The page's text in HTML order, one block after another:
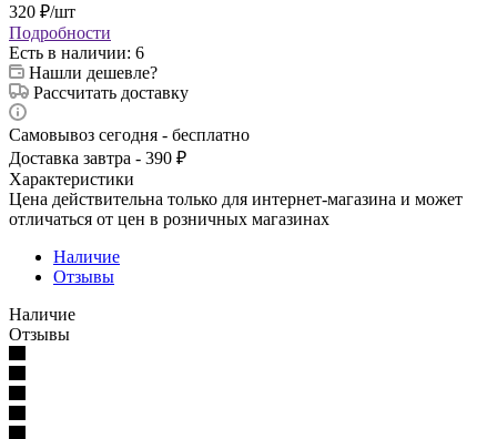
320 ₽/шт
Подробности
Есть в наличии: 6
Нашли дешевле?
Рассчитать доставку
Самовывоз сегодня - бесплатно
Доставка завтра - 390 ₽
Характеристики
Цена действительна только для интернет-магазина и может
отличаться от цен в розничных магазинах
Наличие
Отзывы
Наличие
Отзывы